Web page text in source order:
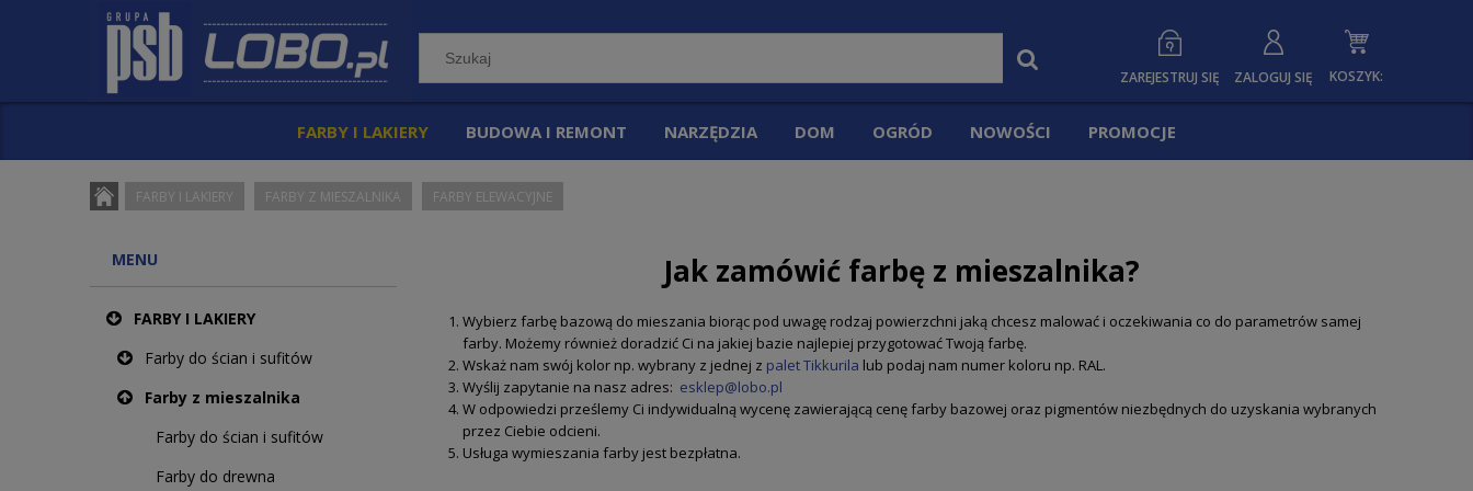
KOSZYK:
ZAREJESTRUJ SIĘ ZALOGUJ SIĘ
FARBY I LAKIERY BUDOWA I REMONT NARZĘDZIA DOM OGRÓD NOWOŚCI PROMOCJE
FARBY I LAKIERY FARBY Z MIESZALNIKA FARBY ELEWACYJNE
MENU
FARBY I LAKIERY
Farby do ścian i sufitów
Farby z mieszalnika
Farby do ścian i sufitów
Farby do drewna
Jak zamówić farbę z mieszalnika?
Wybierz farbę bazową do mieszania biorąc pod uwagę rodzaj powierzchni jaką chcesz malować i oczekiwania co do parametrów samej
farby. Możemy również doradzić Ci na jakiej bazie najlepiej przygotować Twoją farbę.
Wskaż nam swój kolor np. wybrany z jednej z palet Tikkurila lub podaj nam numer koloru np. RAL.
Wyślij zapytanie na nasz adres: esklep@lobo.pl
W odpowiedzi prześlemy Ci indywidualną wycenę zawierającą cenę farby bazowej oraz pigmentów niezbędnych do uzyskania wybranych
przez Ciebie odcieni.
Usługa wymieszania farby jest bezpłatna.